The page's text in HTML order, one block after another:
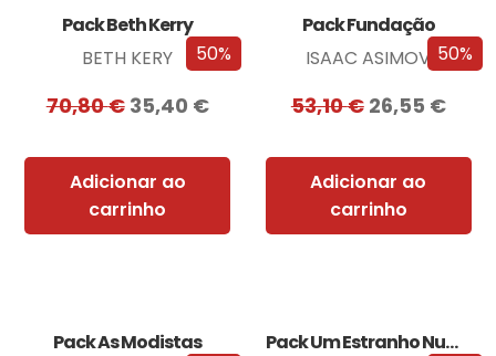
50%
Pack Beth Kerry
BETH KERY
70,80€ 35,40 €
Adicionar ao
carrinho
50%
Pack Fundação
ISAAC ASIMOV
53,10€ 26,55 €
Adicionar ao
carrinho
Pack As Modistas
Pack Um Estranho Numa Terra Estranha